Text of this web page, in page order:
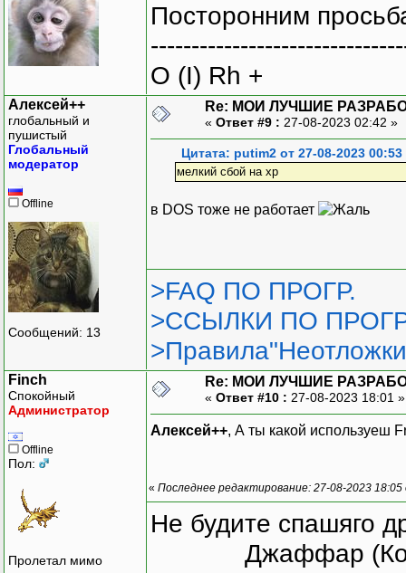
Посторонним
O (I) Rh +
Алексей++
глобальный и
пушистый
Глобальный
модератор
Offline
Сообщений: 13
Re: МОИ ЛУЧШИЕ
« Ответ #9 : 27-08-2023 02:42 »
Цитата: putim2 от 27-08-2023 00:53
мелкий сбой на xp
в DOS тоже не работает
>FAQ ПО ПРОГР.
>ССЫЛКИ ПО
Finch
Спокойный
Администратор
Offline
Пол:
Пролетал мимо
Re: МОИ ЛУЧШИЕ
« Ответ #10 : 27-08-2023 18:01
Алексей++, А ты какой используеш
« Последнее редактирование: 27-08-2023
Не будите спашяго
Джаффар